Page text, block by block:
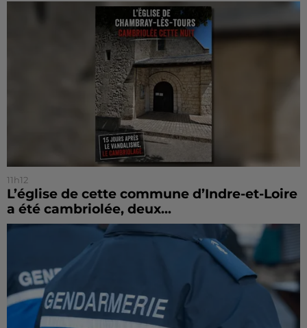
11h12
L’église de cette commune d’Indre-et-Loire
a été cambriolée, deux...